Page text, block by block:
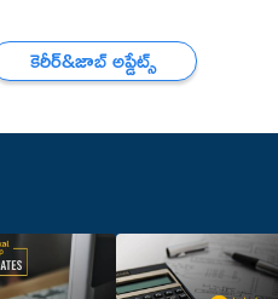
కెరీర్‌&జాబ్ అప్డేట్స్